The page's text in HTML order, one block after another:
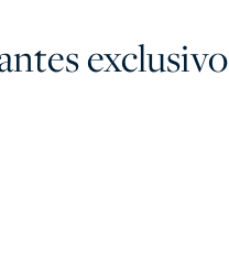
exclusivo